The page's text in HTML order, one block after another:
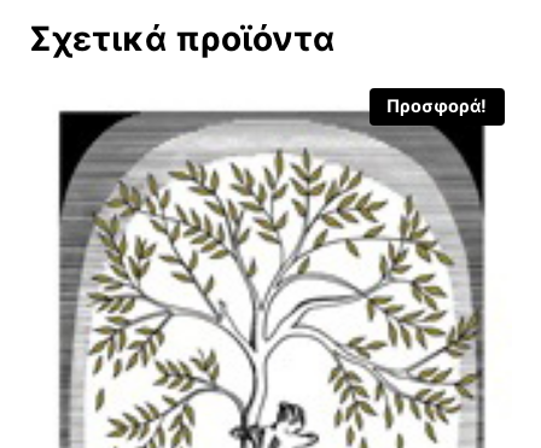
Σχετικά προϊόντα
Προσφορά!